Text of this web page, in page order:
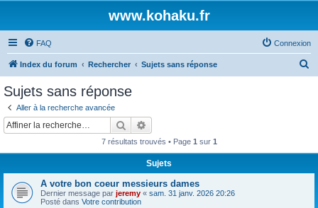
www.kohaku.fr
FAQ Connexion
Index du forum Rechercher Sujets sans réponse
Sujets sans réponse
Aller à la recherche avancée
Rechercher
7 résultats trouvés • Page 1 sur 1
Sujets
A votre bon coeur messieurs dames
Dernier message par jeremy « sam. 31 janv. 2026 20:26
Posté dans Votre contribution